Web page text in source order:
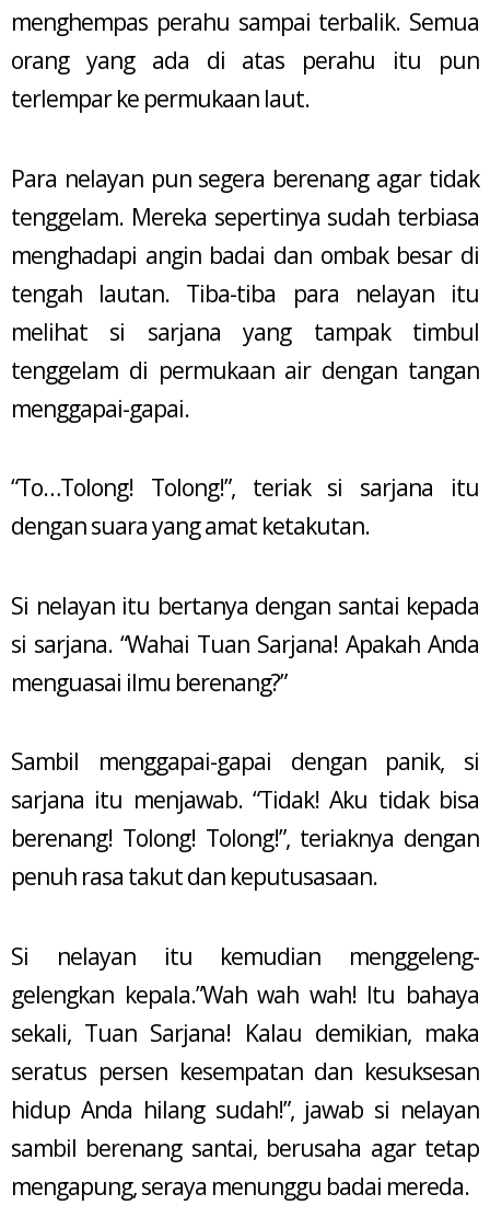
menghempas perahu sampai terbalik. Semua
orang yang ada di atas perahu itu pun
terlempar ke permukaan laut.
Para nelayan pun segera berenang agar tidak
tenggelam. Mereka sepertinya sudah terbiasa
menghadapi angin badai dan ombak besar di
tengah lautan. Tiba-tiba para nelayan itu
melihat si sarjana yang tampak timbul
tenggelam di permukaan air dengan tangan
menggapai-gapai.
“To…Tolong! Tolong!”, teriak si sarjana itu
dengan suara yang amat ketakutan.
Si nelayan itu bertanya dengan santai kepada
si sarjana. “Wahai Tuan Sarjana! Apakah Anda
menguasai ilmu berenang?”
Sambil menggapai-gapai dengan panik, si
sarjana itu menjawab. “Tidak! Aku tidak bisa
berenang! Tolong! Tolong!”, teriaknya dengan
penuh rasa takut dan keputusasaan.
Si nelayan itu kemudian menggeleng-
gelengkan kepala.”Wah wah wah! Itu bahaya
sekali, Tuan Sarjana! Kalau demikian, maka
seratus persen kesempatan dan kesuksesan
hidup Anda hilang sudah!”, jawab si nelayan
sambil berenang santai, berusaha agar tetap
mengapung, seraya menunggu badai mereda.